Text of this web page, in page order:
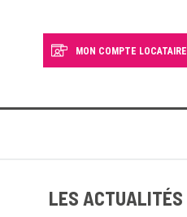
MON COMPTE LOCATAIRE
LES ACTUALITÉS